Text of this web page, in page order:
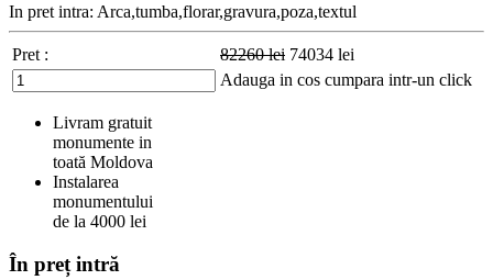
In pret intra: Arca,tumba,florar,gravura,poza,textul
Pret : 82260lei 74034 lei
Adauga in cos cumpara intr-un click
Livram gratuit
monumente in
toată Moldova
Instalarea
monumentului
de la 4000 lei
În preț intră